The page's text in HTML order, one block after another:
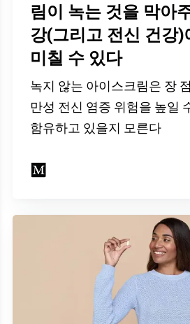
림이 녹는 것을 막아
강(그리고 전신 건강)
미칠 수 있다
녹지 않는 아이스크림은 장
만성 전신 염증 위험을 높일
함유하고 있을지 모른다
Dr. Mercola의 자연 건
무료로 구독
검열이나 전자정보 감시 없는 제대로 된
게 확인하실 수 있습니다. Dr. Mercola와
자유를 지켜보세요.